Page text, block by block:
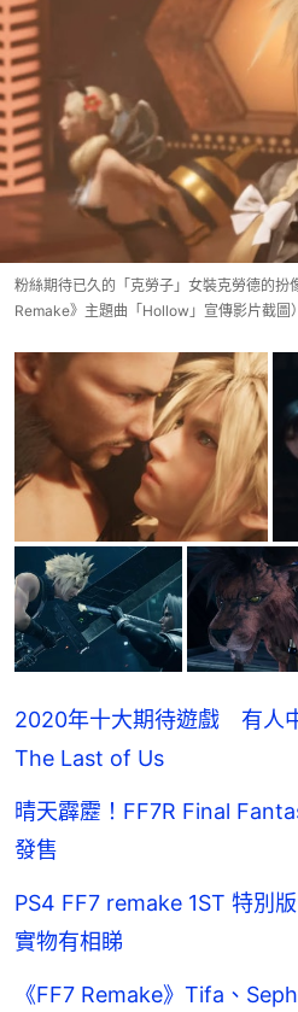
粉絲期待已久的「克勞子」女裝克勞德的
Remake》主題曲「Hollow」宣傳影片截圖）
2020年十大期待遊戲 有人
The Last of Us
晴天霹靂！FF7R Final
發售
PS4 FF7 remake 1ST 特別
實物有相睇
《FF7 Remake》Tifa、